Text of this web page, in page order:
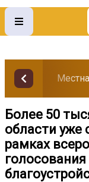
Более 50
области уже
рамках